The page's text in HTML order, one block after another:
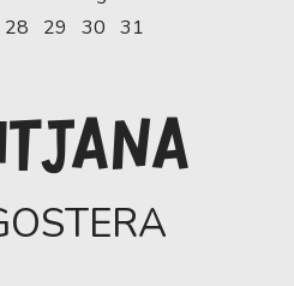
28
29
30 31